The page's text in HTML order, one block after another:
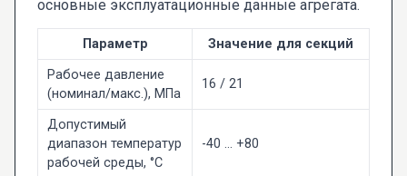
основные эксплуатационные данные агрегата.
Параметр
Значение для секций
Рабочее давление
(номинал/макс.), МПа
16 / 21
Допустимый
диапазон температур
рабочей среды, °C
-40 … +80